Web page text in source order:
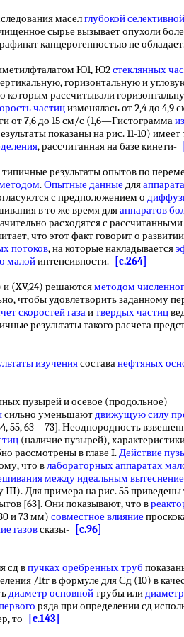
маселглубокой селективной
сырье вызывает опухоли
канцерогенностью не
Ю1, Ю2стеклянных
горизонтальную и
которым рассчитывали
частицизменялась от 2,4 до 4,9
от 7,6 до 15 см/с (1,6—Гистограмма
показаны на рис. 11-10) имеет
, рассчитанная на базе кинети-
результаты опытов по
.Опытные данные дляаппарата
с предположением о
в то же время дляаппаратов
расходятся с
что этот факт говорит о
потоков, на которые накладывается
малойинтенсивности.
[c.264]
(XV,24) решаютсяметодом
чтобы удовлетворить заданному
скоростей газаитвердых частиц
результаты такого расчета
изучениясоставанефтяных
пузырей и осевое (продольное)
сильно уменьшаютдвижущую силу
55, 63—73]. Неоднородность
(наличие пузырей),
рассмотрены в главе I.Действие
что влабораторных аппаратах
междуидеальным
III). Для примера на рис. 55
[63]. Они показывают, что в
и 73 мм) совместное влияние
газовсказы- [c.96]
сд впучках оребренных труб
/Itr в формуле для Сд (10) в
диаметр основнойтрубы или
ряда при определении сд
то
[c.143]